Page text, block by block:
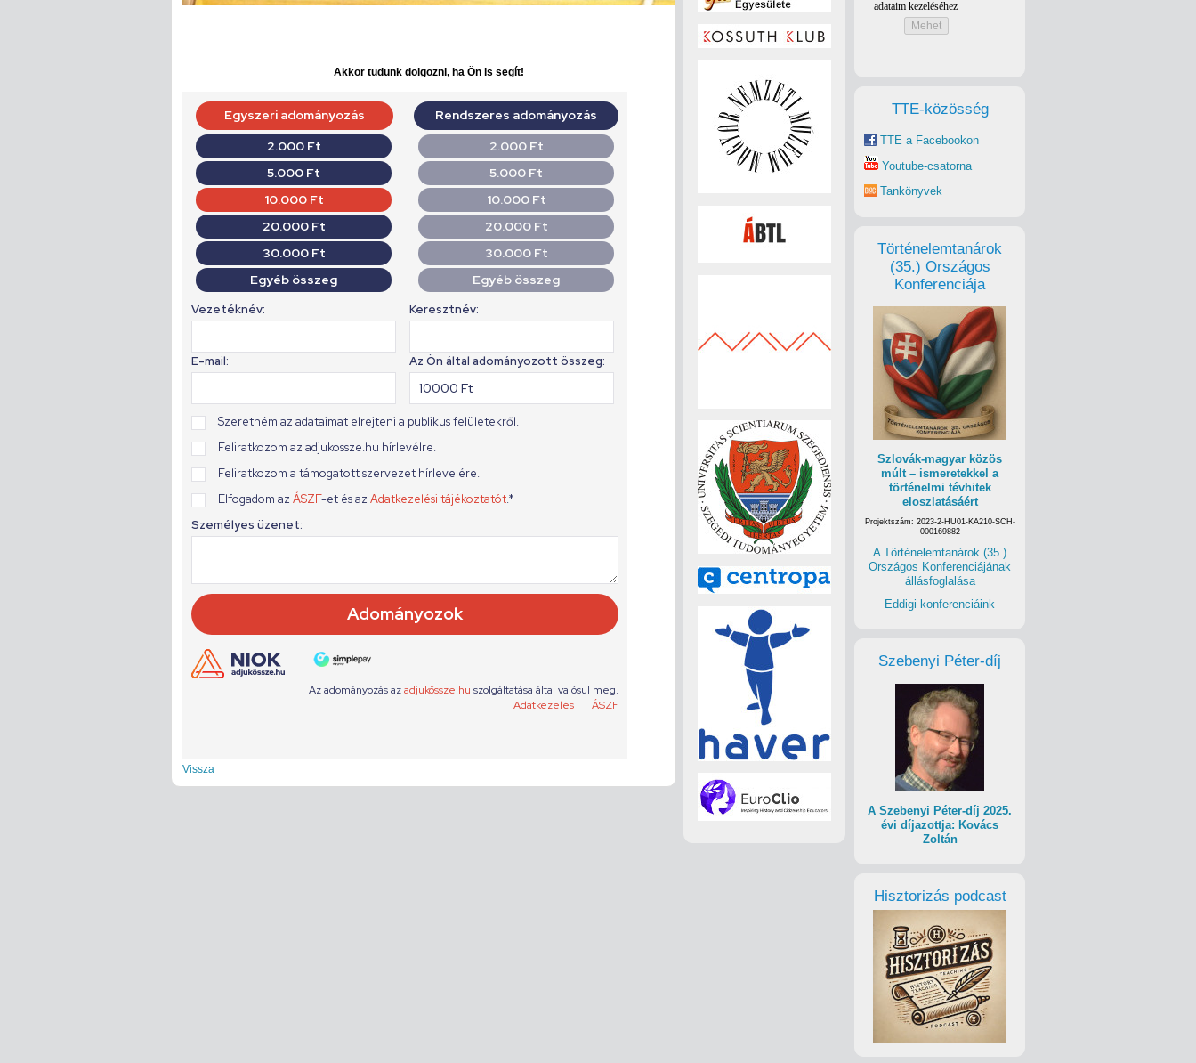
Akkor tudunk dolgozni, ha Ön is segít!
Vissza
TTE-közösség
TTE a Facebookon
Youtube-csatorna
Tankönyvek
Történelemtanárok
(35.) Országos
Konferenciája
Szlovák-magyar közös
múlt – ismeretekkel a
történelmi tévhitek
eloszlatásáért
Projektszám: 2023-2-HU01-KA210-SCH-
000169882
A Történelemtanárok (35.)
Országos Konferenciájának
állásfoglalása
Eddigi konferenciáink
Szebenyi Péter-díj
A Szebenyi Péter-díj 2025.
évi díjazottja: Kovács
Zoltán
Hisztorizás podcast